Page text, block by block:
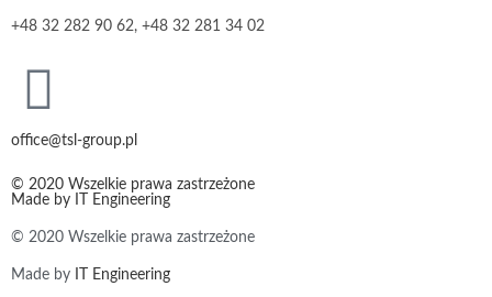
+48 32 282 90 62, +48 32 281 34 02
office@tsl-group.pl
© 2020 Wszelkie prawa zastrzeżone
Made by
IT Engineering
© 2020 Wszelkie prawa zastrzeżone
Made by IT Engineering